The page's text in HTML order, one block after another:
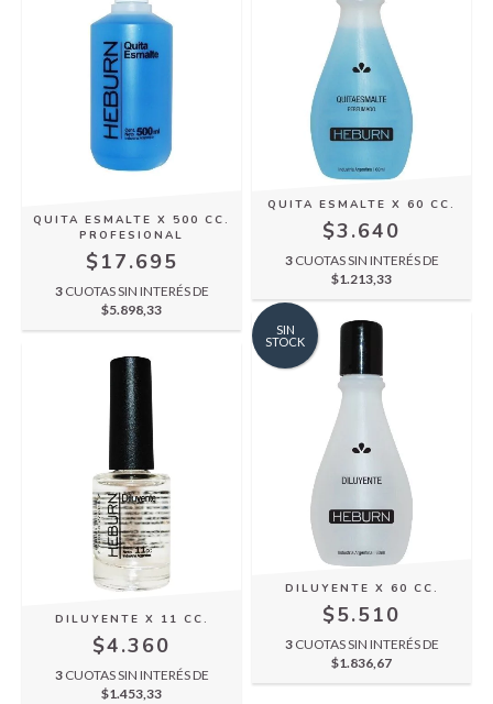
QUITA ESMALTE X 500 CC.
PROFESIONAL
$17.695
3 CUOTAS SIN INTERÉS DE
$5.898,33
QUITA ESMALTE X 60 CC.
$3.640
3 CUOTAS SIN INTERÉS DE
$1.213,33
DILUYENTE X 11 CC.
$4.360
3 CUOTAS SIN INTERÉS DE
$1.453,33
SIN
STOCK
DILUYENTE X 60 CC.
$5.510
3 CUOTAS SIN INTERÉS DE
$1.836,67